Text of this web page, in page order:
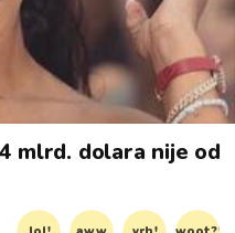
mlrd. dolara nije od